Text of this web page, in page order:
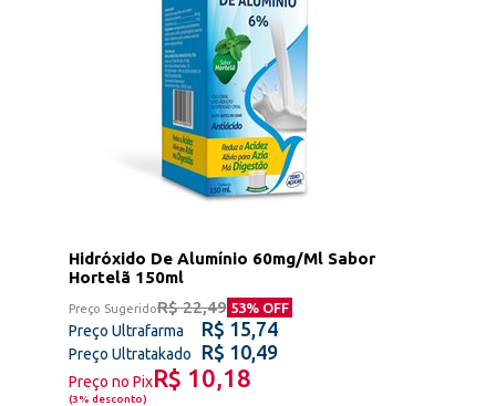
Hidróxido De Alumínio 60mg/Ml Sabor
Hortelã 150ml
Preço SugeridoR$ 22,49 53% OFF
Preço Ultrafarma R$ 15,74
Preço Ultratakado R$ 10,49
Preço no PixR$ 10,18
(3% desconto)